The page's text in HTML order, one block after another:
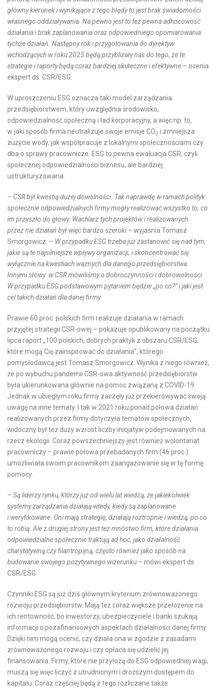
główny kierunek i wynikające z tego błędy to jest brak świadomości
własnego oddziaływania. Na pewno jest to też pewna adhocowość
działania i brak zaplanowania oraz odpowiedniego opomiarowania
tychże działań. Następny rok i przygotowania do dyrektyw
wchodzących w roku 2025 będą przybliżały nas do tego, że te
strategie i raporty będą coraz bardziej skuteczne i efektywne – ocenia
ekspert ds. CSR/ESG.
W uproszczeniu ESG oznacza taki model zarządzania
przedsiębiorstwem, który uwzględnia środowisko,
odpowiedzialność społeczną i ład korporacyjny, a więc np. to,
w jaki sposób firma neutralizuje swoje emisje CO2 i zmniejsza
zużycie wody, jak współpracuje z lokalnymi społecznościami czy
dba o sprawy pracownicze. ESG to pewna ewaluacja CSR, czyli
społecznej odpowiedzialności biznesu, ale bardziej
ustrukturyzowana.
– CSR był kwestią dużej dowolności. Tak naprawdę w ramach polityk
społecznie odpowiedzialnych firmy mogły realizować wszystko to, co
im przyszło do głowy. Wachlarz tych projektów i realizowanych
przez nie działań był więc bardzo szeroki – wyjaśnia Tomasz
Smorgowicz. – W przypadku ESG trzeba już zastanowić się nad tym,
jakie są te najsilniejsze wpływy organizacji, i skoncentrować się
wyłącznie na kwestiach ważnych dla danego przedsiębiorstwa.
Innymi słowy: w CSR mówiliśmy o dobroczynności i dobrowolności.
W przypadku ESG podstawowym pytaniem będzie „po co?” i jaki jest
cel takich działań dla danej firmy.
Prawie 60 proc. polskich firm realizuje działania w ramach
przyjętej strategii CSR-owej – pokazuje opublikowany na początku
lipca raport „100 polskich, dobrych praktyk z obszaru CSR/ESG,
które mogą Cię zainspirować do działania”, którego
pomysłodawcą jest Tomasz Smorgowicz. Wynika z niego również,
że po wybuchu pandemii CSR-owa aktywność przedsiębiorstw
była ukierunkowana głównie na pomoc związaną z COVID-19.
Jednak w ubiegłym roku firmy zaczęły już przekierowywać swoją
uwagę na inne tematy. I tak w 2021 roku ponad połowa działań
realizowanych przez firmy dotyczyła tematów społecznych,
widoczny był też duży wzrost liczby inicjatyw podejmowanych na
rzecz ekologii. Coraz powszechniejszy jest również wolontariat
pracowniczy – prawie połowa przebadanych firm (46 proc.)
umożliwiała swoim pracownikom zaangażowanie się w tę formę
pomocy.
– Są liderzy rynku, którzy już od wielu lat wiedzą, że jakiekolwiek
systemy zarządzania działają wtedy, kiedy są zaplanowane
i weryfikowane. Oni mają strategię, działają roztropnie i wiedzą, po co
to robią. Ale z drugiej strony jest też mnóstwo firm, które działania
odpowiedzialne społecznie traktują ad hoc, jako działalność
charytatywną czy filantropijną, często również jako sposób na
budowanie swojego pozytywnego wizerunku – mówi ekspert ds.
CSR/ESG.
Czynniki ESG są już dziś głównym kryterium zrównoważonego
rozwoju przedsiębiorstw. Mają też coraz większe przełożenie na
ich rentowność, bo inwestorzy, ubezpieczyciele i banki szukają
informacji o pozafinansowych aspektach działalności danej firmy.
Dzięki nim mogą ocenić, czy działa ona w zgodzie z zasadami
zrównoważonego rozwoju i czy opłaca się udzielić jej
finansowania. Firmy, które nie przyłożą do ESG odpowiedniej wagi,
muszą się więc liczyć z utrudnionym i droższym dostępem do
kapitału. Coraz częściej będą z tego rozliczane także